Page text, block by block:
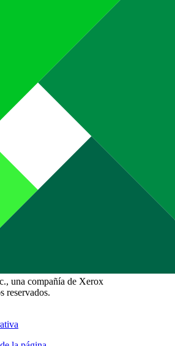
una compañía de Xerox
reservados.